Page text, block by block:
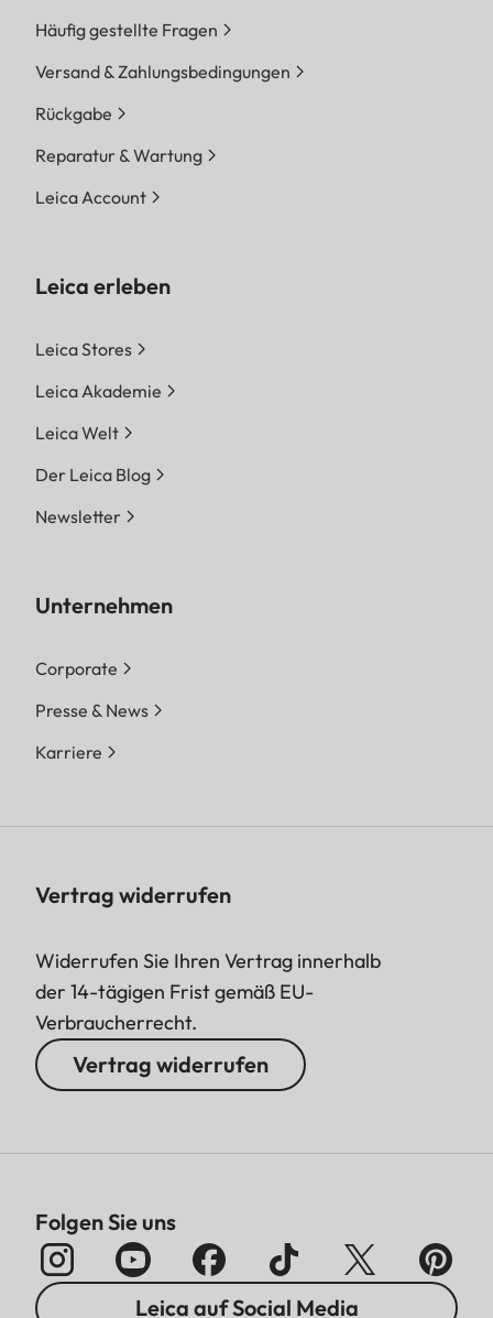
Häufig gestellte Fragen
Versand & Zahlungsbedingungen
Rückgabe
Reparatur & Wartung
Leica Account
Leica erleben
Leica Stores
Leica Akademie
Leica Welt
Der Leica Blog
Newsletter
Unternehmen
Corporate
Presse & News
Karriere
Vertrag widerrufen
Widerrufen Sie Ihren Vertrag innerhalb
der 14-tägigen Frist gemäß EU-
Verbraucherrecht.
Vertrag widerrufen
Folgen Sie uns
Leica auf Social Media